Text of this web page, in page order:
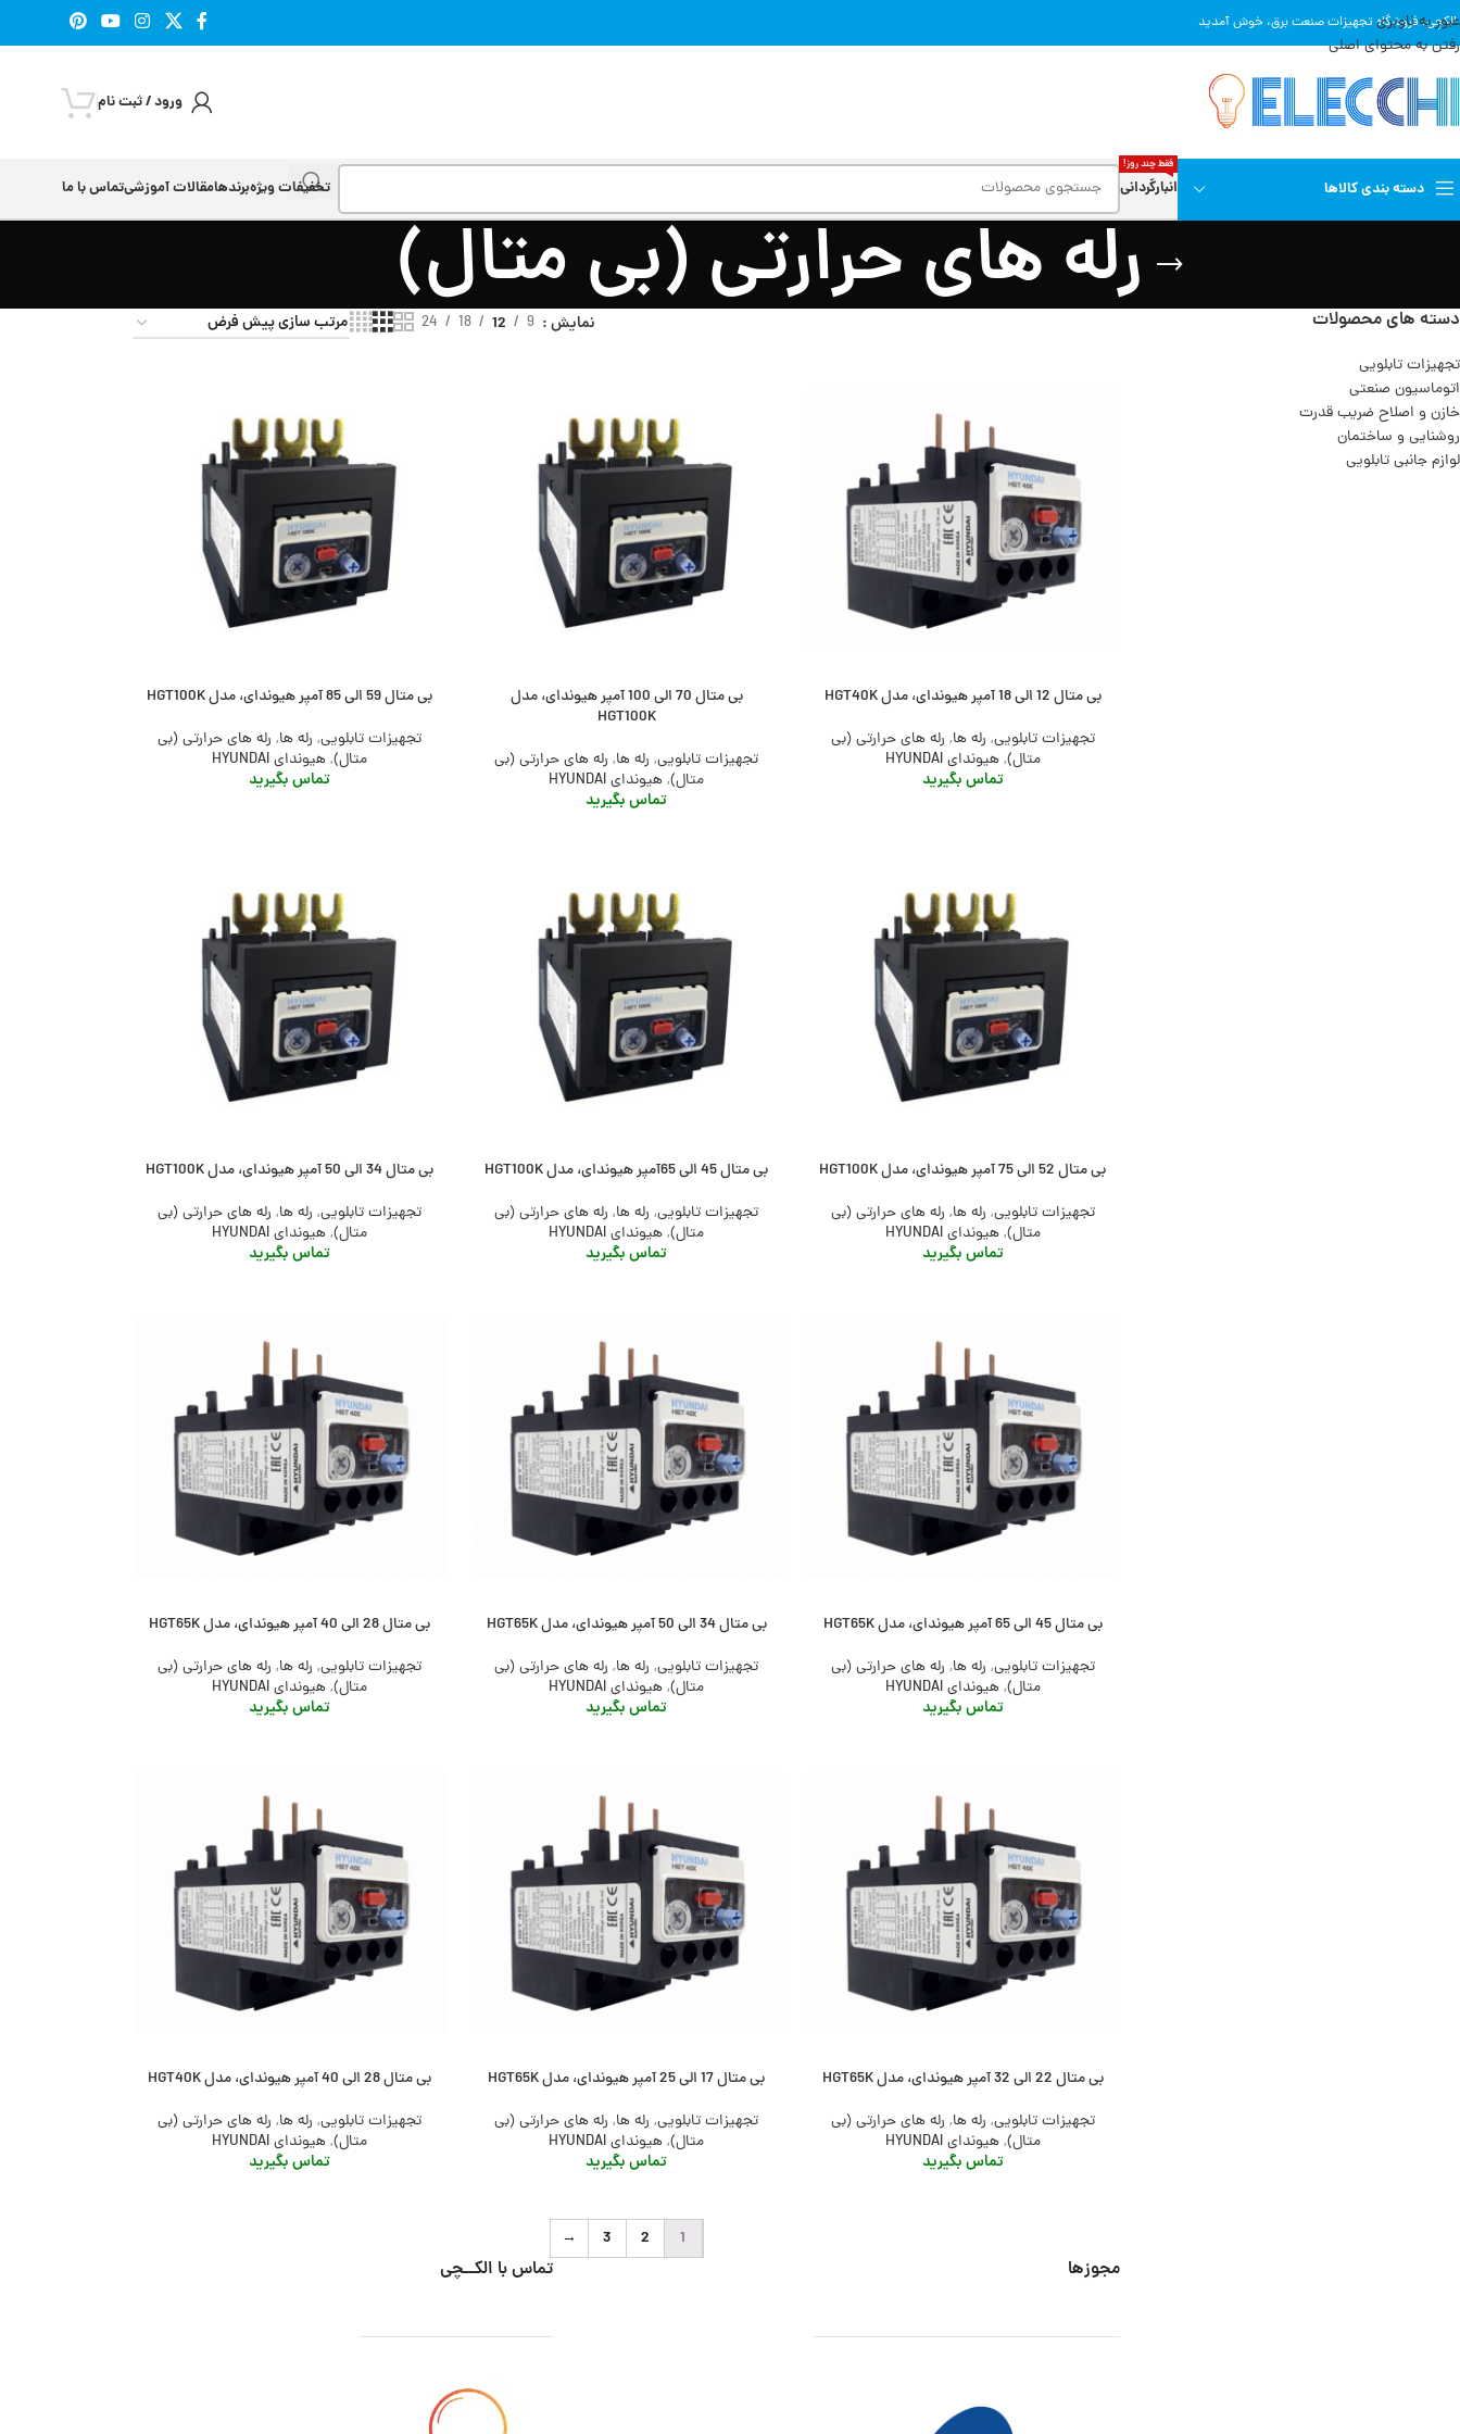
عبور به ناوبری
رفتن به محتوای اصلی
الکچی، فروشگاه تجهیزات صنعت برق، خوش آمدید
ورود / ثبت نام
دسته بندی کالاها انبارگردانی
فقط چند روز!
تخفیفات ویژهبرندهامقالات آموزشیتماس با ما
رله های حرارتی (بی متال) دسته های محصولات
تجهیزات تابلویی
اتوماسیون صنعتی
خازن و اصلاح ضریب قدرت
روشنایی و ساختمان
لوازم جانبی تابلویی
نمایش 9
12
18
24
بی متال 12 الی 18 آمپر هیوندای، مدل HGT40K
تجهیزات تابلویی, رله ها, رله های حرارتی (بی
متال),هیوندای HYUNDAI
تماس بگیرید
بی متال 70 الی 100 آمپر هیوندای، مدل
HGT100K
تجهیزات تابلویی, رله ها, رله های حرارتی (بی
متال),هیوندای HYUNDAI
تماس بگیرید
بی متال 59 الی 85 آمپر هیوندای، مدل HGT100K
تجهیزات تابلویی, رله ها, رله های حرارتی (بی
متال),هیوندای HYUNDAI
تماس بگیرید
بی متال 52 الی 75 آمپر هیوندای، مدل HGT100K
تجهیزات تابلویی, رله ها, رله های حرارتی (بی
متال),هیوندای HYUNDAI
تماس بگیرید
بی متال 45 الی 65آمپر هیوندای، مدل HGT100K
تجهیزات تابلویی, رله ها, رله های حرارتی (بی
متال),هیوندای HYUNDAI
تماس بگیرید
بی متال 34 الی 50 آمپر هیوندای، مدل HGT100K
تجهیزات تابلویی, رله ها, رله های حرارتی (بی
متال),هیوندای HYUNDAI
تماس بگیرید
بی متال 45 الی 65 آمپر هیوندای، مدل HGT65K
تجهیزات تابلویی, رله ها, رله های حرارتی (بی
متال),هیوندای HYUNDAI
تماس بگیرید
بی متال 34 الی 50 آمپر هیوندای، مدل HGT65K
تجهیزات تابلویی, رله ها, رله های حرارتی (بی
متال),هیوندای HYUNDAI
تماس بگیرید
بی متال 28 الی 40 آمپر هیوندای، مدل HGT65K
تجهیزات تابلویی, رله ها, رله های حرارتی (بی
متال),هیوندای HYUNDAI
تماس بگیرید
بی متال 22 الی 32 آمپر هیوندای، مدل HGT65K
تجهیزات تابلویی, رله ها, رله های حرارتی (بی
متال),هیوندای HYUNDAI
تماس بگیرید
بی متال 17 الی 25 آمپر هیوندای، مدل HGT65K
تجهیزات تابلویی, رله ها, رله های حرارتی (بی
متال),هیوندای HYUNDAI
تماس بگیرید
بی متال 28 الی 40 آمپر هیوندای، مدل HGT40K
تجهیزات تابلویی, رله ها, رله های حرارتی (بی
متال),هیوندای HYUNDAI
تماس بگیرید
1
2
3
→
مجوزها تماس با الکــچی